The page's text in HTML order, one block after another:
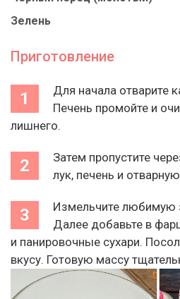
Зелень
Приготовление
Для начала отварите
Печень промойте и
лишнего.
Затем пропустите
лук, печень и
Измельчите любимую
Далее добавьте в
и панировочные сухари.
вкусу. Готовую массу